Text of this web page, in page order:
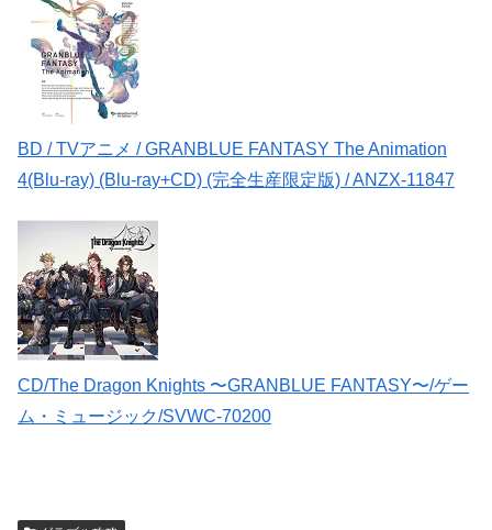
BD / TVアニメ / GRANBLUE FANTASY The Animation
4(Blu-ray) (Blu-ray+CD) (完全生産限定版) / ANZX-11847
CD/The Dragon Knights 〜GRANBLUE FANTASY〜/ゲー
ム・ミュージック/SVWC-70200